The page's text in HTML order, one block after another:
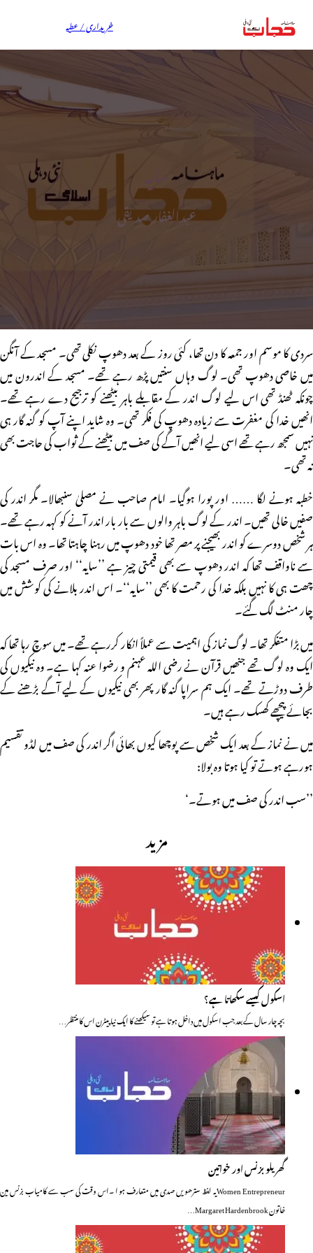
خریداری / عطیہ
سایہ
عبدالغفار صدیقی
سردی کا موسم اور جمعہ کا دن تھا، کئی روز کے بعد دھوپ نکلی تھی۔ مسجد کے آنگن
میں خاصی دھوپ تھی۔ لوگ وہاں سنتیں پڑھ رہے تھے۔ مسجد کے اندرون میں
چونکہ ٹھنڈ تھی اس لیے لوگ اندر کے مقابلے باہر بیٹھنے کو ترجیح دے رہے تھے۔
انھیں خدا کی مغفرت سے زیادہ دھوپ کی فکر تھی۔ وہ شاید اپنے آپ کو گنہ گار ہی
نہیں سمجھ رہے تھے اسی لیے انھیں آگے کی صف میں بیٹھنے کے ثواب کی حاجت بھی
نہ تھی۔
خطبہ ہونے لگا …… اور پورا ہوگیا۔ امام صاحب نے مصلیٰ سنبھالا۔ مگر اندر کی
صفیں خالی تھیں۔ اندر کے لوگ باہر والوں سے بار بار اندر آنے کو کہہ رہے تھے۔
ہر شخص دوسرے کو اندر بھیجنے پر مصر تھا خود دھوپ میں رہنا چاہتا تھا۔ وہ اس بات
سے ناواقف تھا کہ اندر دھوپ سے بھی قیمتی چیز ہے ’’سایہ‘‘ اور صرف مسجد کی
چھت ہی کا نہیں بلکہ خدا کی رحمت کا بھی ’’سایہ‘‘۔ اس اندر بلانے کی کوشش میں
چار منٹ لگ گئے۔
میں بڑا متفکر تھا۔ لوگ نماز کی اہمیت سے عملاً انکار کررہے تھے۔ میں سوچ رہا تھا کہ
ایک وہ لوگ تھے جنھیں قرآن نے رضی اللہ عہنم و رضوا عنہ کہا ہے۔ وہ نیکیوں کی
طرف دوڑتے تھے۔ ایک ہم سراپا گنہ گار پھر بھی نیکیوں کے لیے آگے بڑھنے کے
بجائے پیچھے کھسک رہے ہیں۔
میں نے نماز کے بعد ایک شخص سے پوچھا کیوں بھائی اگر اندر کی صف میں لڈو تقسیم
ہورہے ہوتے تو کیا ہوتا وہ بولا:
’’سب اندر کی صف میں ہوتے۔‘
مزید
اسکول کیسے سکھاتا ہے؟
بچہ چار سال کے بعد جب اسکول میں داخل ہوتا ہے تو سیکھنے کا ایک نیا پیٹرن اس کا منتظر…
گھریلو بزنس اور خواتین
Women Entrepreneurیہ لفظ سترھویں صدی میں متعارف ہو ا ۔اس وقت کی سب سے کامیاب بزنس مین
خاتون Margaret Hardenbrook…